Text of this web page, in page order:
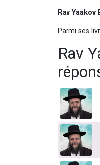
Rav Yaakov
Parmi ses
Rav